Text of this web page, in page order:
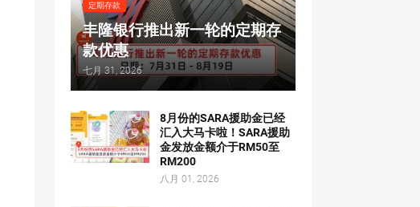
定期存款
丰隆银行推出新一轮的定期存
款优惠
七月 31, 2026
8月份的SARA援助金已经
汇入大马卡啦！SARA援助
金发放金额介于RM50至
RM200
八月 01, 2026